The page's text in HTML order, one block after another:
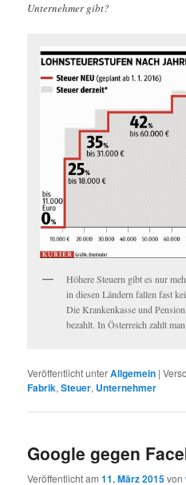
Unternehmer gibt?
Höhere Steuern gibt es nur
in diesen Ländern fallen fast
Die Krankenkasse und
bezahlt. In Österreich zahlt
Veröffentlicht unterAllgemein |
Fabrik,Steuer, Unternehmer
Google gegen
Veröffentlicht am11. März 2015von